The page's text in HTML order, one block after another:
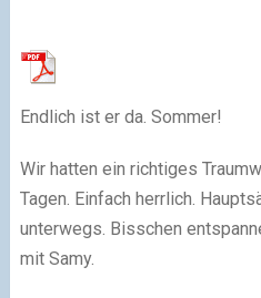
Endlich ist er da. Sommer!
Wir hatten ein richtiges
Tagen. Einfach herrlich.
unterwegs. Bisschen
mit Samy.